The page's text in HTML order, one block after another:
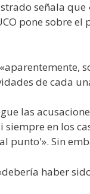
señala
pone sobre
de cada
las
en los
punto'». Sin
haber